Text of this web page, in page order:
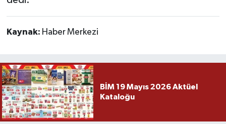
Kaynak: Haber Merkezi
BİM 19 Mayıs 2026 Aktüel
Kataloğu